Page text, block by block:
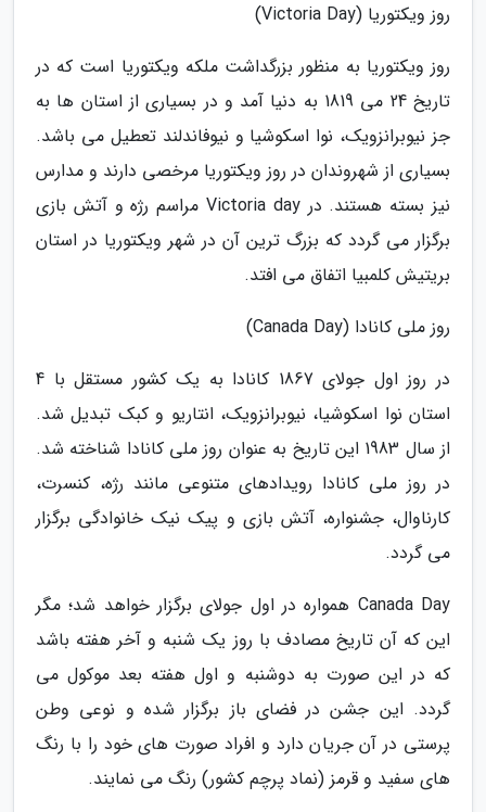
روز ویکتوریا (Victoria Day)
روز ویکتوریا به منظور بزرگداشت ملکه ویکتوریا است که در
تاریخ 24 می 1819 به دنیا آمد و در بسیاری از استان ها به
جز نیوبرانزویک، نوا اسکوشیا و نیوفاندلند تعطیل می باشد.
بسیاری از شهروندان در روز ویکتوریا مرخصی دارند و مدارس
نیز بسته هستند. در Victoria day مراسم رژه و آتش بازی
برگزار می گردد که بزرگ ترین آن در شهر ویکتوریا در استان
بریتیش کلمبیا اتفاق می افتد.
روز ملی کانادا (Canada Day)
در روز اول جولای 1867 کانادا به یک کشور مستقل با 4
استان نوا اسکوشیا، نیوبرانزویک، انتاریو و کبک تبدیل شد.
از سال 1983 این تاریخ به عنوان روز ملی کانادا شناخته شد.
در روز ملی کانادا رویدادهای متنوعی مانند رژه، کنسرت،
کارناوال، جشنواره، آتش بازی و پیک نیک خانوادگی برگزار
می گردد.
Canada Day همواره در اول جولای برگزار خواهد شد؛ مگر
این که آن تاریخ مصادف با روز یک شنبه و آخر هفته باشد
که در این صورت به دوشنبه و اول هفته بعد موکول می
گردد. این جشن در فضای باز برگزار شده و نوعی وطن
پرستی در آن جریان دارد و افراد صورت های خود را با رنگ
های سفید و قرمز (نماد پرچم کشور) رنگ می نمایند.